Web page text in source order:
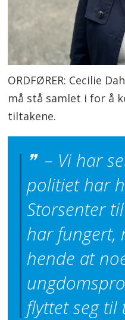
ORDFØRER: Cecilie
må stå samlet i for å
tiltakene.
– Vi har
politiet har
Storsenter
har fungert,
hende at
flyttet seg til